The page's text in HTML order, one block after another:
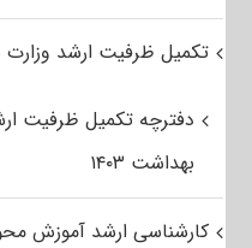
تکمیل ظرفیت ارشد وزارت
دفترچه تکمیل ظرفیت
بهداشت ۱۴۰۳
کارشناسی ارشد آموزش